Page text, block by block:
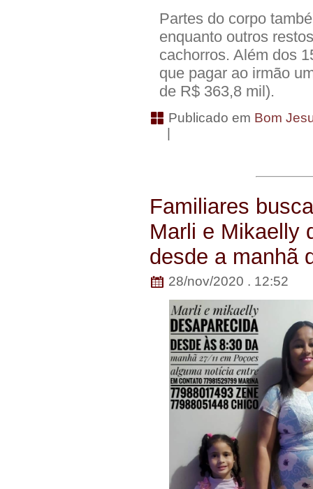
Partes do corpo
enquanto outros
cachorros. Além dos
que pagar ao irmão
de R$ 363,8 mil).
Publicado em Bom
Familiares
Marli e Mikaelly
desde a manhã
28/nov/2020 . 12:52